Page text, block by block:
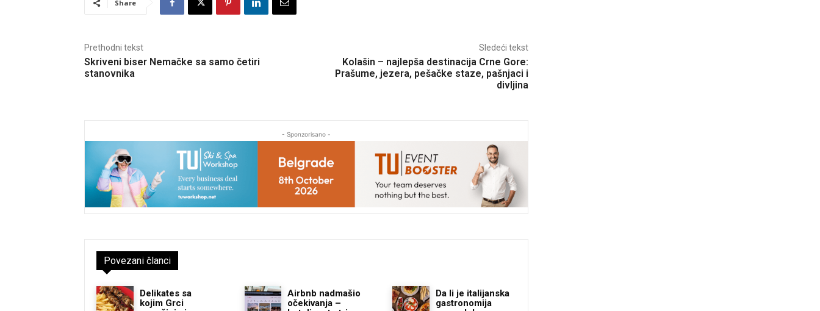
Share
Prethodni tekst
Skriveni biser Nemačke sa samo četiri
stanovnika
Sledeći tekst
Kolašin – najlepša destinacija Crne Gore:
Prašume, jezera, pešačke staze, pašnjaci i
divljina
- Sponzorisano -
Povezani članci
Delikates sa
kojim Grci
Airbnb nadmašio
očekivanja –
Da li je italijanska
gastronomija